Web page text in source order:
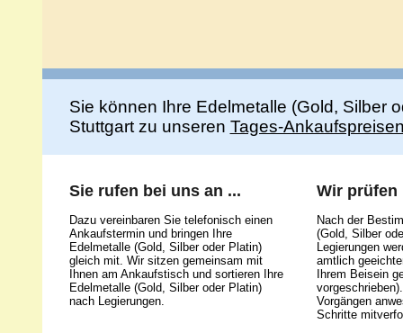
Sie können Ihre Edelmetalle (Gold, Silber
Stuttgart zu unseren Tages-
Sie rufen bei uns an ...
Dazu vereinbaren Sie telefonisch einen
Ankaufstermin und bringen Ihre
Edelmetalle (Gold, Silber oder Platin)
gleich mit. Wir sitzen gemeinsam mit
Ihnen am Ankaufstisch und sortieren Ihre
Edelmetalle (Gold, Silber oder Platin)
nach Legierungen.
Wir prüfen
Nach der
(Gold, Silber
Legierungen
amtlich
Ihrem Beisein
Vorgängen
Schritte